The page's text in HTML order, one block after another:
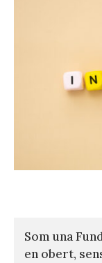
Som una
en obert,